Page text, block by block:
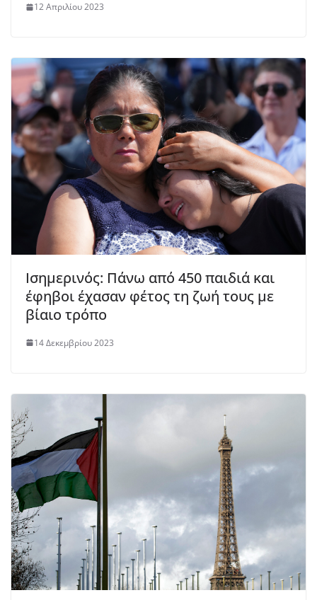
12 Απριλίου 2023
Ισημερινός: Πάνω από 450 παιδιά και
έφηβοι έχασαν φέτος τη ζωή τους με
βίαιο τρόπο
14 Δεκεμβρίου 2023